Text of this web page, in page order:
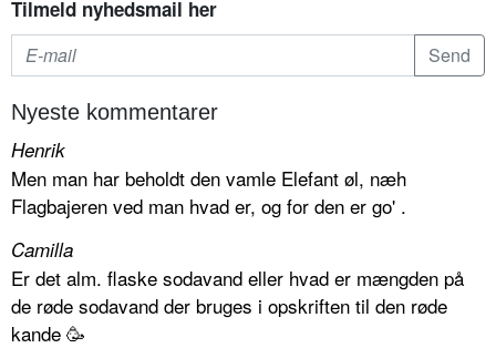
Tilmeld nyhedsmail her
Nyeste kommentarer
Henrik
Men man har beholdt den vamle Elefant øl, næh
Flagbajeren ved man hvad er, og for den er go' .
Camilla
Er det alm. flaske sodavand eller hvad er mængden på
de røde sodavand der bruges i opskriften til den røde
kande 🥳